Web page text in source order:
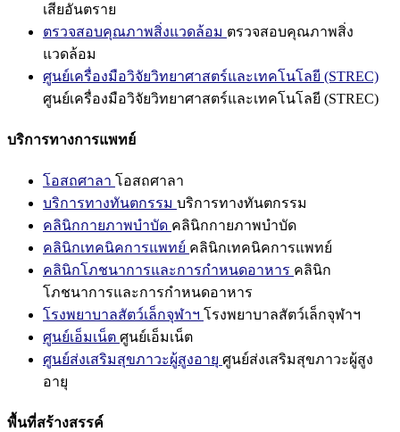
เสียอันตราย
ตรวจสอบคุณภาพสิ่งแวดล้อม ตรวจสอบคุณภาพสิ่ง
แวดล้อม
ศูนย์เครื่องมือวิจัยวิทยาศาสตร์และเทคโนโลยี (STREC)
ศูนย์เครื่องมือวิจัยวิทยาศาสตร์และเทคโนโลยี (STREC)
บริการทางการแพทย์
โอสถศาลา โอสถศาลา
บริการทางทันตกรรม บริการทางทันตกรรม
คลินิกกายภาพบำบัด คลินิกกายภาพบำบัด
คลินิกเทคนิคการแพทย์ คลินิกเทคนิคการแพทย์
คลินิกโภชนาการและการกำหนดอาหาร คลินิก
โภชนาการและการกำหนดอาหาร
โรงพยาบาลสัตว์เล็กจุฬาฯ โรงพยาบาลสัตว์เล็กจุฬาฯ
ศูนย์เอ็มเน็ต ศูนย์เอ็มเน็ต
ศูนย์ส่งเสริมสุขภาวะผู้สูงอายุ ศูนย์ส่งเสริมสุขภาวะผู้สูง
อายุ
พื้นที่สร้างสรรค์